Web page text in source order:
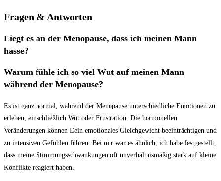
Fragen &⁣ Antworten
Liegt es an der Menopause, dass⁤ ich⁢ meinen Mann
hasse?
Warum fühle ich so⁣ viel‌ Wut⁤ auf meinen ⁣Mann
während der Menopause?
Es ist⁣ ganz normal, während der⁤ Menopause ‍unterschiedliche Emotionen zu
erleben, einschließlich Wut oder Frustration.‍ Die hormonellen
Veränderungen‍ können Dein emotionales Gleichgewicht beeinträchtigen und
zu intensiven Gefühlen führen. Bei ⁢mir war es ähnlich; ich habe festgestellt,
dass meine Stimmungsschwankungen oft unverhältnismäßig stark⁢ auf‌ kleine
Konflikte ⁣reagiert haben.